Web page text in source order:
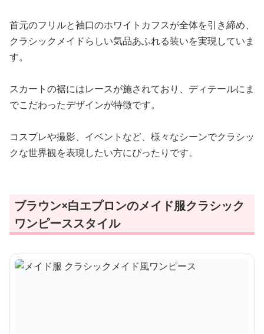
首元のフリルと袖口のホワイトカフスが全体を引き締め、
クラシックメイドらしい気品あふれる装いを実現していま
す。
スカートの裾にはレースが施されており、ディテールにま
でこだわったデザインが特徴です。
コスプレや撮影、イベントなど、様々なシーンでクラシッ
クな世界観を表現したい方にぴったりです。
ブラウン×白エプロンのメイド服クラシック
ワンピーススタイル